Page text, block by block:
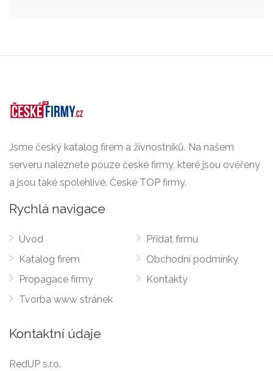
Jsme český katalog firem a živnostníků. Na našem
serveru naleznete pouze české firmy, které jsou ověřeny
a jsou také spolehlivé. České TOP firmy.
Rychlá navigace
Úvod
Katalog firem
Propagace firmy
Tvorba www stránek
Přidat firmu
Obchodní podmínky
Kontakty
Kontaktní údaje
RedUP s.r.o.